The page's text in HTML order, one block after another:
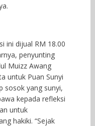
ini dijual RM 18.00
penyunting
Muizz Awang
untuk Puan Sunyi
sosok yang sunyi,
kepada refleksi
untuk
hakiki. “Sejak